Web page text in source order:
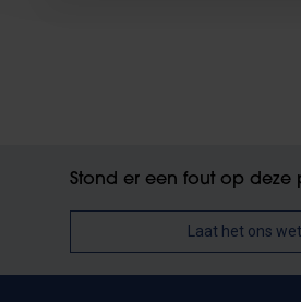
Stond er een fout op deze
Laat het ons